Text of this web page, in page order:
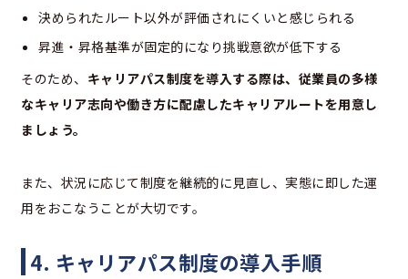
決められたルート以外が評価されにくいと感じられる
昇進・昇格基準が固定的になり挑戦意欲が低下する
そのため、 キャリアパス制度を導入する際は、従業員の多様
なキャリア志向や働き方に配慮したキャリアルートを用意し
ましょう。
また、状況に応じて制度を継続的に見直し、実態に即した運
用をおこなうことが大切です。
4. キャリアパス制度の導入手順